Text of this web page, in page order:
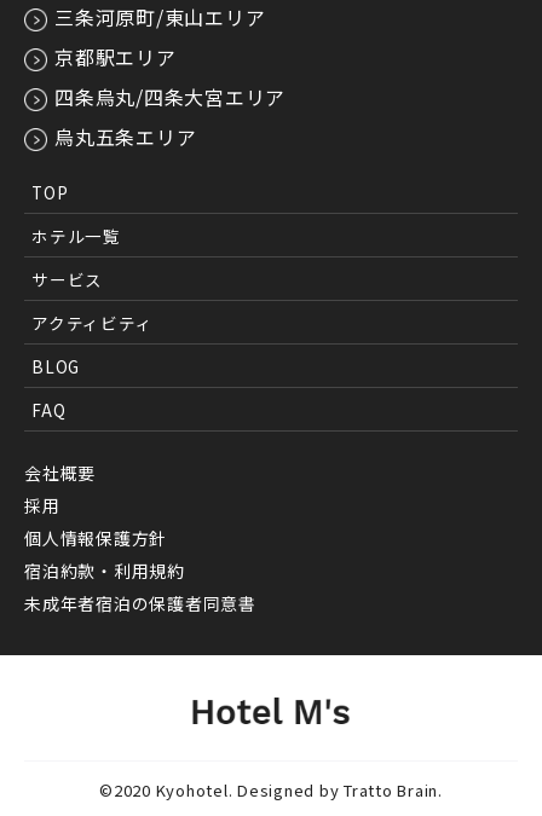
TOP
ホテル一覧
サービス
アクティビティ
BLOG
FAQ
会社概要
採用
個人情報保護方針
宿泊約款・利用規約
未成年者宿泊の保護者同意書
三条河原町/東山エリア
京都駅エリア
四条烏丸/四条大宮エリア
烏丸五条エリア
©2020 Kyohotel. Designed byTratto Brain.